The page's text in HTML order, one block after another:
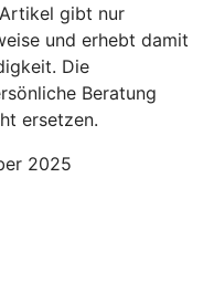
gibt nur
und erhebt damit
Die
Beratung
ersetzen.
2025